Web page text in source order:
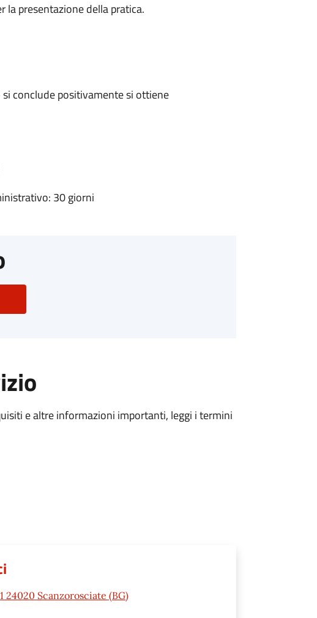
presentazione della pratica.
conclude positivamente si ottiene
30 giorni
e altre informazioni importanti, leggi i termini
24020 Scanzorosciate (BG)